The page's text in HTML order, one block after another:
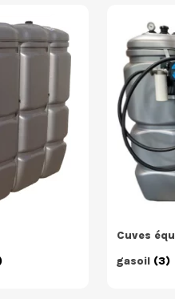
Cuves
gasoil (3)